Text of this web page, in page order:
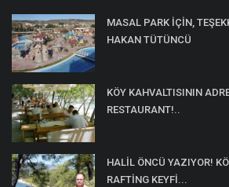
MASAL PARK İÇİN,
HAKAN TÜTÜNCÜ
KÖY KAHVALTISININ
RESTAURANT!..
HALİL ÖNCÜ YAZIYOR!
RAFTİNG KEYFİ...